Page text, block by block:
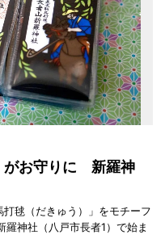
がお守りに 新羅神
毬（だきゅう）」をモチーフ
神社（八戸市長者1）で始ま